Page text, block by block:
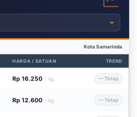
Kota Samarinda
HARGA / SATUAN TREND
Rp 16.250 / kg — Tetap
Rp 12.600 / kg — Tetap